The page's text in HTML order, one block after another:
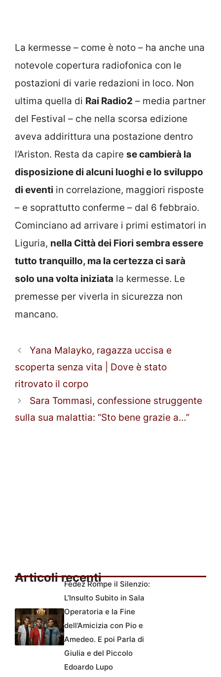
La kermesse – come è noto – ha anche una
notevole copertura radiofonica con le
postazioni di varie redazioni in loco. Non
ultima quella di Rai Radio2 – media partner
del Festival – che nella scorsa edizione
aveva addirittura una postazione dentro
l’Ariston. Resta da capire se cambierà la
disposizione di alcuni luoghi e lo sviluppo
di eventi in correlazione, maggiori risposte
– e soprattutto conferme – dal 6 febbraio.
Cominciano ad arrivare i primi estimatori in
Liguria, nella Città dei Fiori sembra essere
tutto tranquillo, ma la certezza ci sarà
solo una volta iniziata la kermesse. Le
premesse per viverla in sicurezza non
mancano.
Yana Malayko, ragazza uccisa e
scoperta senza vita | Dove è stato
ritrovato il corpo
Sara Tommasi, confessione struggente
sulla sua malattia: “Sto bene grazie a…”
Articoli recentiFedez Rompe il Silenzio:
L’Insulto Subito in Sala
Operatoria e la Fine
dell’Amicizia con Pio e
Amedeo. E poi Parla di
Giulia e del Piccolo
Edoardo Lupo